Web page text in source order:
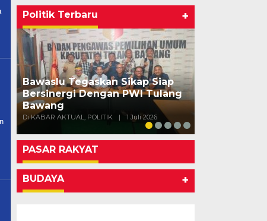
Politik Terbaru +
Bawaslu Tegaskan Sikap Siap
Bersinergi Dengan PWI Tulang
Bawang
Di KABAR AKTUAL, POLITIK | 1 Juli 2026
PASAR RAKYAT
BUDAYA +